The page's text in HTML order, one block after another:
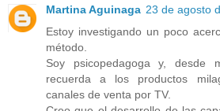
Martina Aguinaga 23 de agosto
Estoy investigando un poco
método.
Soy psicopedagoga y, desde
recuerda a los productos
canales de venta por TV.